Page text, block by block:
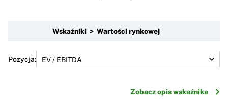
Wskaźniki > Wartości rynkowej
Pozycja:
Zobacz opis wskaźnika